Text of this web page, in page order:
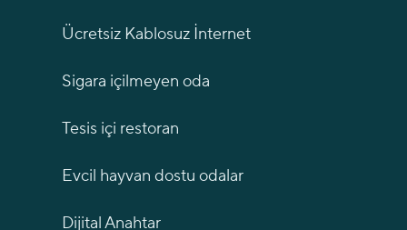
Ücretsiz Kablosuz İnternet
Sigara içilmeyen oda
Tesis içi restoran
Evcil hayvan dostu odalar
Dijital Anahtar